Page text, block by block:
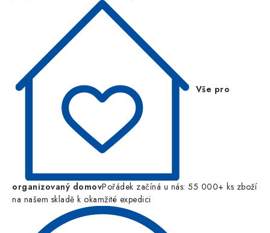
Vše pro
organizovaný domovPořádek začíná u nás: 55 000+ ks zboží
na našem skladě k okamžité expedici